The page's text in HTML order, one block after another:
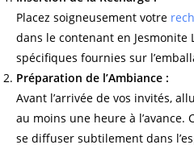
Placez soigneusement votre
dans le contenant en Jesmonite
spécifiques fournies sur
Préparation de l’Ambiance :
Avant l’arrivée de vos invités,
au moins une heure à
se diffuser subtilement dans